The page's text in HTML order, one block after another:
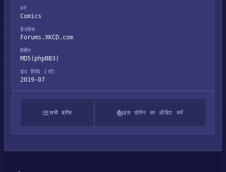
वर्ग
Comics
डेटाबेस
Forums.XKCD.com
हैशिंग
MD5(phpBB3)
डंप तिथि (रॉ)
2019-07
सभी ब्रीच इस डोमेन का ऑडिट करें